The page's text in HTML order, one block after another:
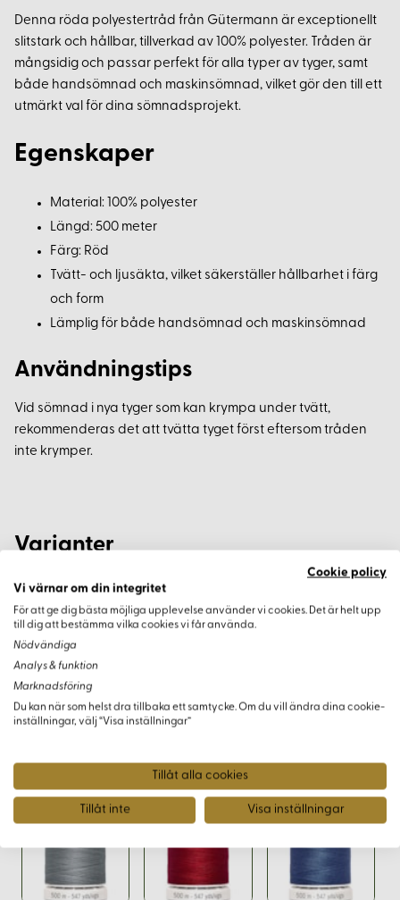
Denna röda polyestertråd från Gütermann är exceptionellt
slitstark och hållbar, tillverkad av 100% polyester. Tråden är
mångsidig och passar perfekt för alla typer av tyger, samt
både handsömnad och maskinsömnad, vilket gör den till ett
utmärkt val för dina sömnadsprojekt.
Egenskaper
Material: 100% polyester
Längd: 500 meter
Färg: Röd
Tvätt- och ljusäkta, vilket säkerställer hållbarhet i färg
och form
Lämplig för både handsömnad och maskinsömnad
Användningstips
Vid sömnad i nya tyger som kan krympa under tvätt,
rekommenderas det att tvätta tyget först eftersom tråden
inte krymper.
Varianter
Cookie policy
Vi värnar om din integritet
För att ge dig bästa möjliga upplevelse använder vi cookies. Det är helt upp
till dig att bestämma vilka cookies vi får använda.
Nödvändiga
Analys & funktion
Marknadsföring
Du kan när som helst dra tillbaka ett samtycke. Om du vill ändra dina cookie-
inställningar, välj “Visa inställningar”
Tillåt alla cookies
Tillåt inte Visa inställningar